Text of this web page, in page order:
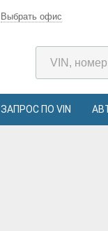
Выбрать офис
ЗАПРОС ПО VIN